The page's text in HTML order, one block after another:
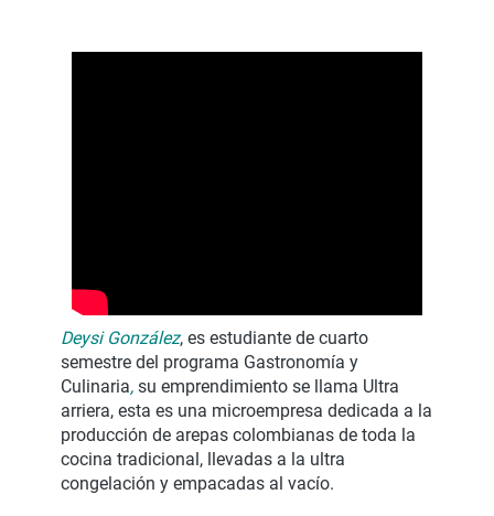
Deysi González, es estudiante de cuarto
semestre del programa Gastronomía y
Culinaria, su emprendimiento se llama Ultra
arriera, esta es una microempresa dedicada a la
producción de arepas colombianas de toda la
cocina tradicional, llevadas a la ultra
congelación y empacadas al vacío.